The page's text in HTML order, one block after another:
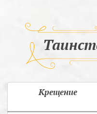
Крещение